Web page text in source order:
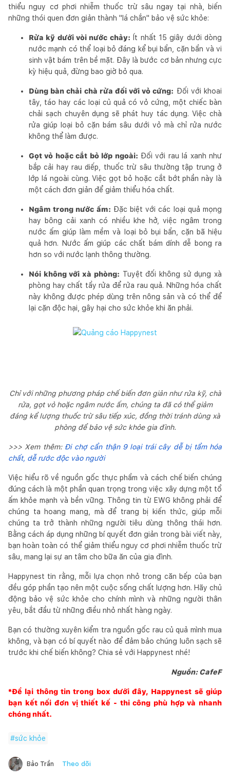
thiểu nguy cơ phơi nhiễm thuốc trừ sâu ngay tại nhà, biến
những thói quen đơn giản thành "lá chắn" bảo vệ sức khỏe:
Rửa kỹ dưới vòi nước chảy: Ít nhất 15 giây dưới dòng
nước mạnh có thể loại bỏ đáng kể bụi bẩn, cặn bẩn và vi
sinh vật bám trên bề mặt. Đây là bước cơ bản nhưng cực
kỳ hiệu quả, đừng bao giờ bỏ qua.
Dùng bàn chải chà rửa đối với vỏ cứng: Đối với khoai
tây, táo hay các loại củ quả có vỏ cứng, một chiếc bàn
chải sạch chuyên dụng sẽ phát huy tác dụng. Việc chà
rửa giúp loại bỏ cặn bám sâu dưới vỏ mà chỉ rửa nước
không thể làm được.
Gọt vỏ hoặc cắt bỏ lớp ngoài: Đối với rau lá xanh như
bắp cải hay rau diếp, thuốc trừ sâu thường tập trung ở
lớp lá ngoài cùng. Việc gọt bỏ hoặc cắt bớt phần này là
một cách đơn giản để giảm thiểu hóa chất.
Ngâm trong nước ấm: Đặc biệt với các loại quả mọng
hay bông cải xanh có nhiều khe hở, việc ngâm trong
nước ấm giúp làm mềm và loại bỏ bụi bẩn, cặn bã hiệu
quả hơn. Nước ấm giúp các chất bám dính dễ bong ra
hơn so với nước lạnh thông thường.
Nói không với xà phòng: Tuyệt đối không sử dụng xà
phòng hay chất tẩy rửa để rửa rau quả. Những hóa chất
này không được phép dùng trên nông sản và có thể để
lại cặn độc hại, gây hại cho sức khỏe khi ăn phải.
Chỉ với những phương pháp chế biến đơn giản như rửa kỹ, chà
rửa, gọt vỏ hoặc ngâm nước ấm, chúng ta đã có thể giảm
đáng kể lượng thuốc trừ sâu tiếp xúc, đồng thời tránh dùng xà
phòng để bảo vệ sức khỏe gia đình.
>>> Xem thêm: Đi chợ cẩn thận 9 loại trái cây dễ bị tẩm hóa
chất, dễ rước độc vào người
Việc hiểu rõ về nguồn gốc thực phẩm và cách chế biến chúng
đúng cách là một phần quan trọng trong việc xây dựng một tổ
ấm khỏe mạnh và bền vững. Thông tin từ EWG không phải để
chúng ta hoang mang, mà để trang bị kiến thức, giúp mỗi
chúng ta trở thành những người tiêu dùng thông thái hơn.
Bằng cách áp dụng những bí quyết đơn giản trong bài viết này,
bạn hoàn toàn có thể giảm thiểu nguy cơ phơi nhiễm thuốc trừ
sâu, mang lại sự an tâm cho bữa ăn của gia đình.
Happynest tin rằng, mỗi lựa chọn nhỏ trong căn bếp của bạn
đều góp phần tạo nên một cuộc sống chất lượng hơn. Hãy chủ
động bảo vệ sức khỏe cho chính mình và những người thân
yêu, bắt đầu từ những điều nhỏ nhất hàng ngày.
Bạn có thường xuyên kiểm tra nguồn gốc rau củ quả mình mua
không, và bạn có bí quyết nào để đảm bảo chúng luôn sạch sẽ
trước khi chế biến không? Chia sẻ với Happynest nhé!
Nguồn: CafeF
*Để lại thông tin trong box dưới đây, Happynest sẽ giúp
bạn kết nối đơn vị thiết kế - thi công phù hợp và nhanh
chóng nhất.
#sức khỏe
Bảo Trần Theo dõi